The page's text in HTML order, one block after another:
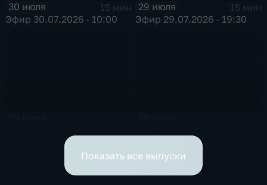
30 июля
15 мин
Эфир 30.07.2026 · 10:00
29 июля
15 мин
Эфир 29.07.2026 · 19:30
Показать все выпуски